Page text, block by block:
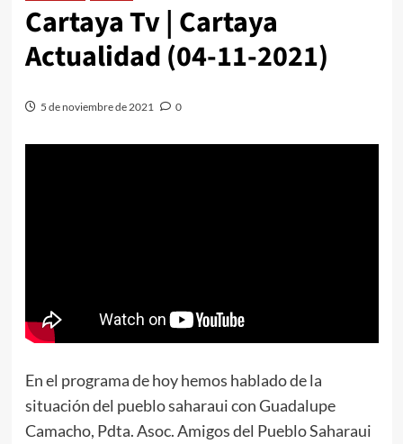
Cartaya Tv | Cartaya
Actualidad (04-11-2021)
5 de noviembre de 2021 0
En el programa de hoy hemos hablado de la
situación del pueblo saharaui con Guadalupe
Camacho, Pdta. Asoc. Amigos del Pueblo Saharaui